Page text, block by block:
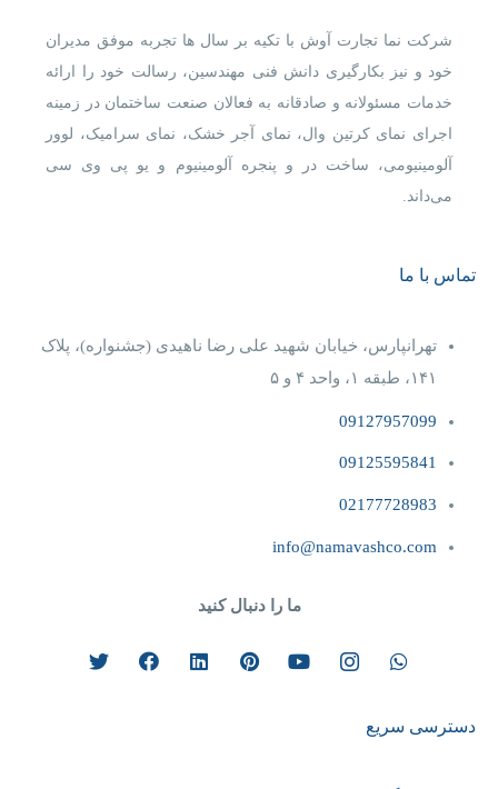
شرکت نما تجارت آوش با تکیه بر سال ها تجربه موفق مدیران
خود و نیز بکارگیری دانش فنی مهندسین، رسالت خود را ارائه
خدمات مسئولانه و صادقانه به فعالان صنعت ساختمان در زمینه
اجرای نمای کرتین وال، نمای آجر خشک، نمای سرامیک، لوور
آلومینیومی، ساخت در و پنجره آلومینیوم و یو پی وی سی
می‌داند.
تماس با ما
تهرانپارس، خیابان شهید علی رضا ناهیدی (جشنواره)، پلاک
۱۴۱، طبقه ۱، واحد ۴‌ و‌ ۵
09127957099
09125595841
02177728983
info@namavashco.com
ما را دنبال کنید
دسترسی سریع